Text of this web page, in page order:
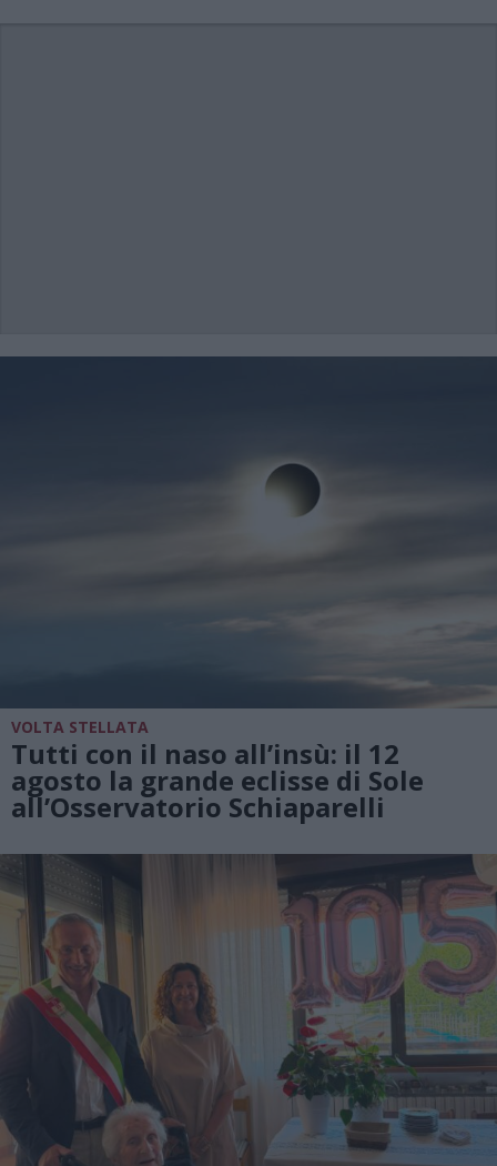
VOLTA STELLATA
Tutti con il naso all’insù: il 12
agosto la grande eclisse di Sole
all’Osservatorio Schiaparelli